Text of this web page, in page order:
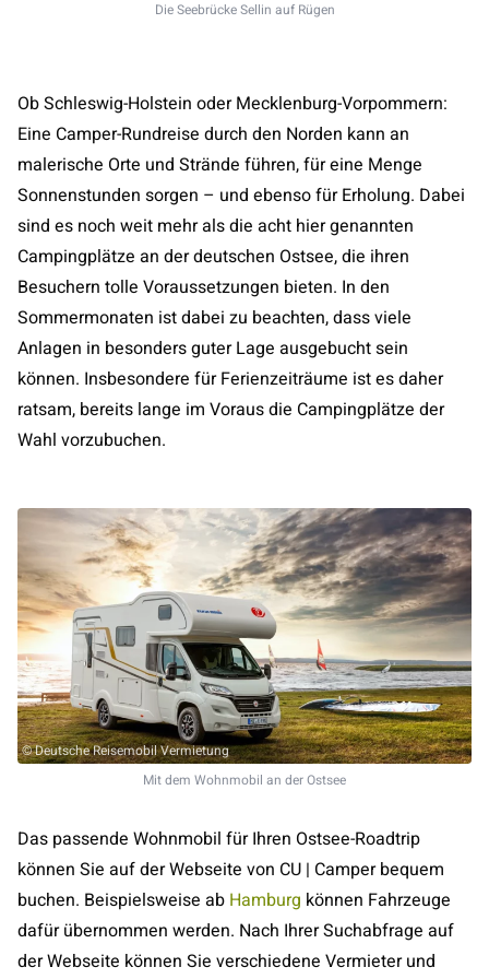
Die Seebrücke Sellin auf Rügen
Ob Schleswig-Holstein oder Mecklenburg-Vorpommern:
Eine Camper-Rundreise durch den Norden kann an
malerische Orte und Strände führen, für eine Menge
Sonnenstunden sorgen – und ebenso für Erholung. Dabei
sind es noch weit mehr als die acht hier genannten
Campingplätze an der deutschen Ostsee, die ihren
Besuchern tolle Voraussetzungen bieten. In den
Sommermonaten ist dabei zu beachten, dass viele
Anlagen in besonders guter Lage ausgebucht sein
können. Insbesondere für Ferienzeiträume ist es daher
ratsam, bereits lange im Voraus die Campingplätze der
Wahl vorzubuchen.
© Deutsche Reisemobil Vermietung
Mit dem Wohnmobil an der Ostsee
Das passende Wohnmobil für Ihren Ostsee-Roadtrip
können Sie auf der Webseite von CU | Camper bequem
buchen. Beispielsweise ab Hamburg können Fahrzeuge
dafür übernommen werden. Nach Ihrer Suchabfrage auf
der Webseite können Sie verschiedene Vermieter und